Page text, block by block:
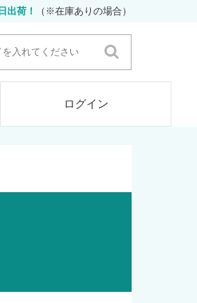
出荷！ （※在庫ありの場合）
ログイン